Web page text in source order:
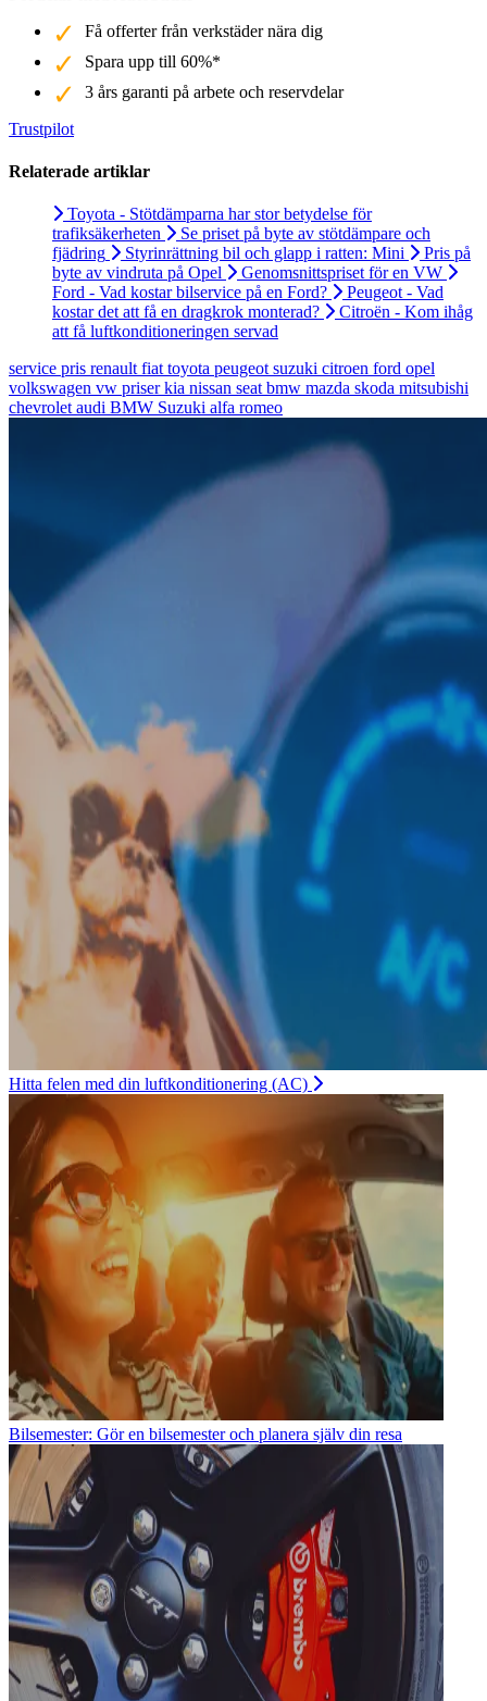
Få offerter från verkstäder nära dig
Spara upp till 60%*
3 års garanti på arbete och reservdelar
Trustpilot
Relaterade artiklar
Toyota - Stötdämparna har stor betydelse för
trafiksäkerheten
Se priset på byte av stötdämpare och
fjädring
Styrinrättning bil och glapp i ratten: Mini
Pris på
byte av vindruta på Opel
Genomsnittspriset för en VW
Ford - Vad kostar bilservice på en Ford?
Peugeot - Vad
kostar det att få en dragkrok monterad?
Citroën - Kom ihåg
att få luftkonditioneringen servad
service pris renault fiat toyota peugeot suzuki citroen ford opel
volkswagen vw priserkia nissan seat bmw mazda skoda mitsubishi
chevrolet audi BMW Suzuki alfa romeo
Hitta felen med din luftkonditionering (AC)
Bilsemester: Gör en bilsemester och planera själv din resa